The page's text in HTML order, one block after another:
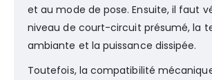
et au mode de pose. Ensuite, il faut
niveau de court-circuit présumé, la
ambiante et la puissance dissipée.
Toutefois, la compatibilité mécanique